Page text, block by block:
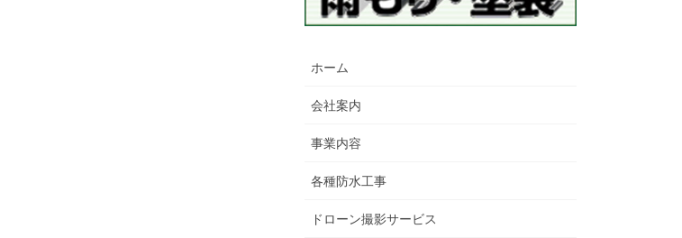
ホーム
会社案内
事業内容
各種防水工事
ドローン撮影サービス